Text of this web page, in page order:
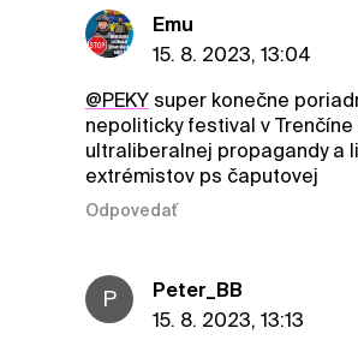
Emu
15. 8. 2023, 13:04
@PEKYsuper konečne
nepoliticky festival v Trenčíne
ultraliberalnej propagandy a
extrémistov ps čaputovej
Odpovedať
P
Peter_BB
15. 8. 2023, 13:13